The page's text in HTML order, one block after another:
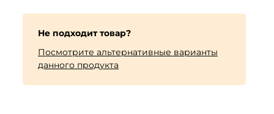
Не подходит товар?
Посмотрите альтернативные варианты
данного продукта